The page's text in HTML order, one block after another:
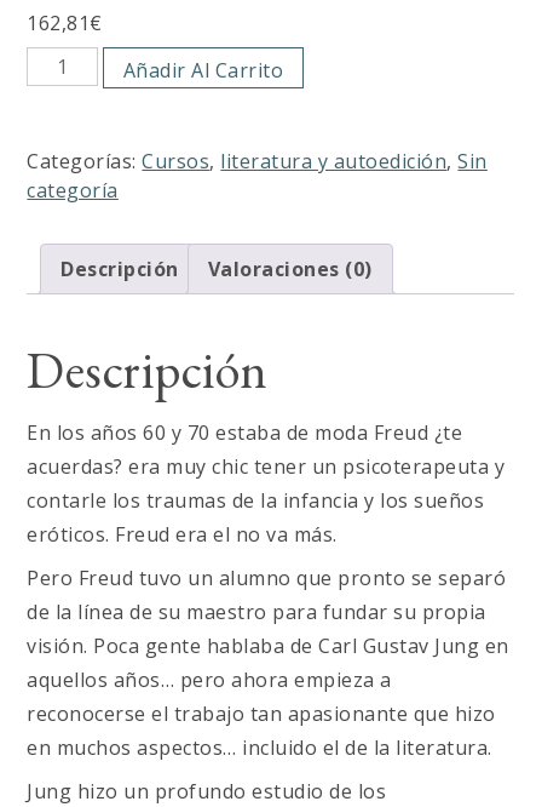
162,81€
Personajes
3.D,
a
diseñar
los
tu
cantidad
Añadir Al Carrito
Categorías:Cursos, literatura y autoedición,Sin
categoría
Descripción Valoraciones (0)
Descripción
En los años 60 y 70 estaba de moda Freud ¿te
acuerdas? era muy chic tener un psicoterapeuta y
contarle los traumas de la infancia y los sueños
eróticos. Freud era el no va más.
Pero Freud tuvo un alumno que pronto se separó
de la línea de su maestro para fundar su propia
visión. Poca gente hablaba de Carl Gustav Jung en
aquellos años… pero ahora empieza a
reconocerse el trabajo tan apasionante que hizo
en muchos aspectos… incluido el de la literatura.
Jung hizo un profundo estudio de los